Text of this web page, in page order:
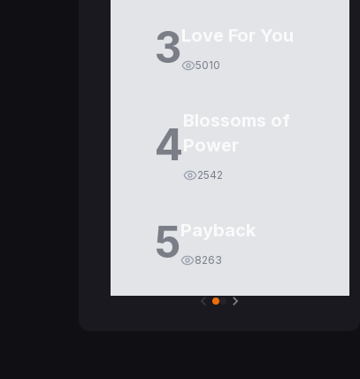
3Love For You
5010
4Blossoms of
Power
2542
5Payback
8263